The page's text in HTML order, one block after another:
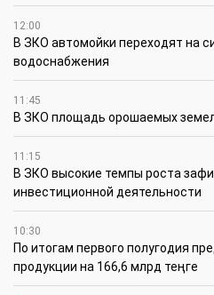
12:00
В ЗКО автомойки переходят на
водоснабжения
11:45
В ЗКО площадь орошаемых
11:15
В ЗКО высокие темпы роста
инвестиционной деятельности
10:30
По итогам первого полугодия
продукции на 166,6 млрд теңге